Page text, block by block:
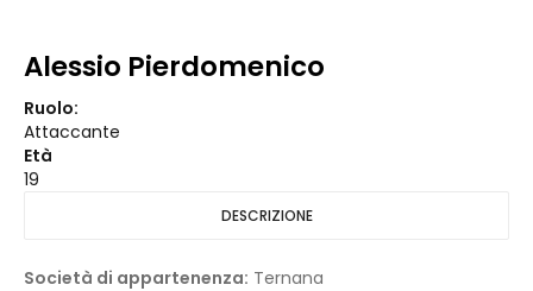
Alessio Pierdomenico
Ruolo:
Attaccante
Età
19
DESCRIZIONE
Società di appartenenza: Ternana